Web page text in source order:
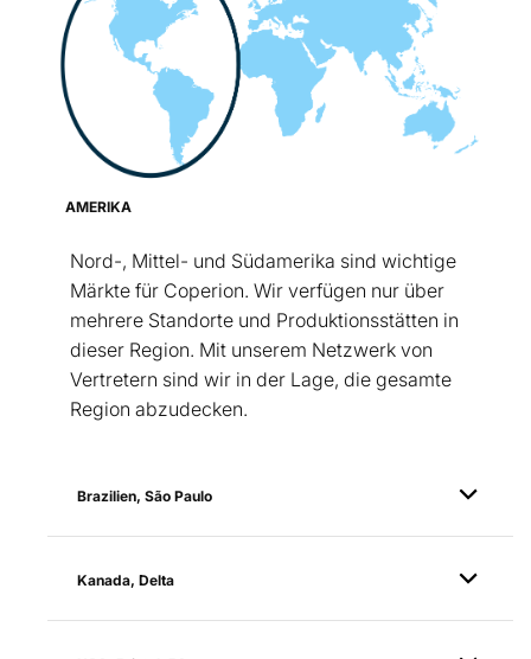
AMERIKA
Nord-, Mittel- und Südamerika sind wichtige
Märkte für Coperion. Wir verfügen nur über
mehrere Standorte und Produktionsstätten in
dieser Region. Mit unserem Netzwerk von
Vertretern sind wir in der Lage, die gesamte
Region abzudecken.
Brazilien, São Paulo
Kanada, Delta